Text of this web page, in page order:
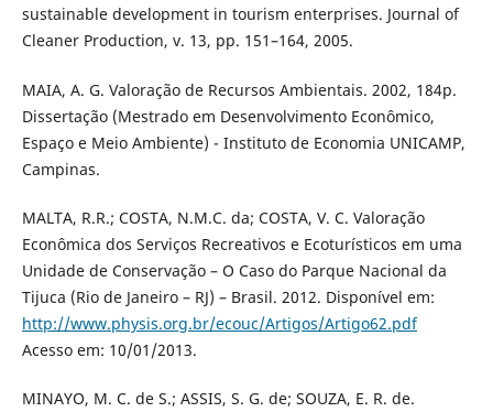
sustainable development in tourism enterprises. Journal of
Cleaner Production, v. 13, pp. 151–164, 2005.
MAIA, A. G. Valoração de Recursos Ambientais. 2002, 184p.
Dissertação (Mestrado em Desenvolvimento Econômico,
Espaço e Meio Ambiente) - Instituto de Economia UNICAMP,
Campinas.
MALTA, R.R.; COSTA, N.M.C. da; COSTA, V. C. Valoração
Econômica dos Serviços Recreativos e Ecoturísticos em uma
Unidade de Conservação – O Caso do Parque Nacional da
Tijuca (Rio de Janeiro – RJ) – Brasil. 2012. Disponível em:
http://www.physis.org.br/ecouc/Artigos/Artigo62.pdf
Acesso em: 10/01/2013.
MINAYO, M. C. de S.; ASSIS, S. G. de; SOUZA, E. R. de.